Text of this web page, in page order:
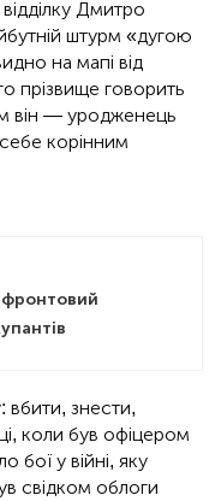
Дмитро
штурм «дугою
на мапі від
прізвище говорить
він — уродженець
корінним
знести,
коли був офіцером
бої у війні, яку
свідком облоги